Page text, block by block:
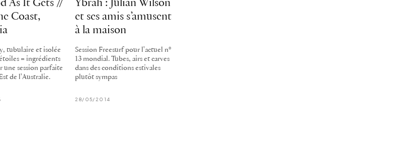
As It Gets //
Coast,
tubulaire et isolée
= ingrédients
une session parfaite
de l'Australie.
Ybrah : Julian Wilson
et ses amis s’amusent
à la maison
Session Freesurf pour l'actuel n°
13 mondial. Tubes, airs et carves
dans des conditions estivales
plutôt sympas
28/05/2014